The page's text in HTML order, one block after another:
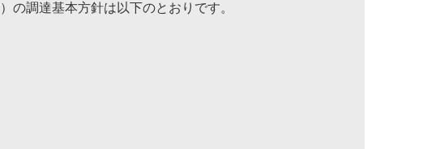
の調達基本方針は以下のとおりです。